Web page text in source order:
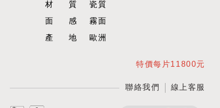
材質瓷質
面感霧面
產地歐洲
特價每片11800元
聯絡我們 線上客服